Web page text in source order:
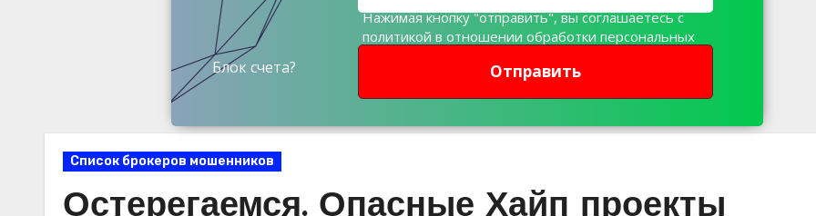
Блок счета? Отправить
Нажимая кнопку "отправить", вы соглашаетесь с
политикой в отношении обработки персональных
Список брокеров мошенников
Остерегаемся. Опасные Хайп проекты